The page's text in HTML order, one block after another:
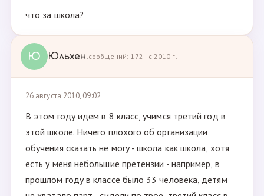
что за школа?
Ю Юльхен.сообщений: 172 · с 2010 г.
26 августа 2010, 09:02
В этом году идем в 8 класс, учимся третий год в
этой школе. Ничего плохого об организации
обучения сказать не могу - школа как школа, хотя
есть у меня небольшие претензии - например, в
прошлом году в классе было 33 человека, детям